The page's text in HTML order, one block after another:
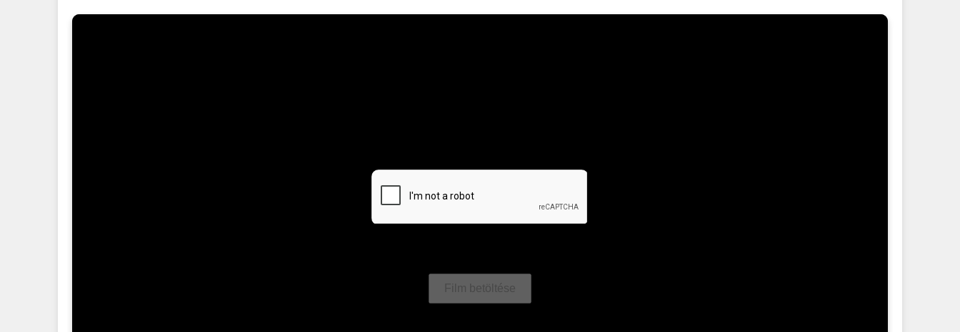
Film betöltése